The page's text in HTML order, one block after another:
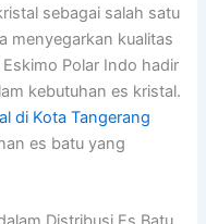
sebagai salah satu
menyegarkan kualitas
Polar Indo hadir
kebutuhan es kristal.
di Kota Tangerang
es batu yang